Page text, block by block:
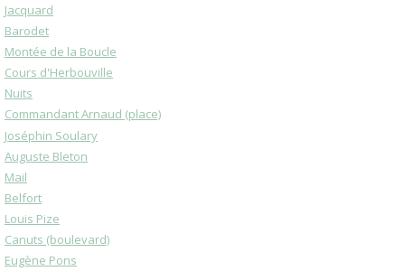
Jacquard
Barodet
Montée de la Boucle
Cours d'Herbouville
Nuits
Commandant Arnaud (place)
Joséphin Soulary
Auguste Bleton
Mail
Belfort
Louis Pize
Canuts (boulevard)
Eugène Pons